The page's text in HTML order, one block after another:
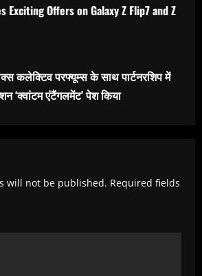
Exciting Offers on Galaxy Z Flip7 and Z
कलेक्टिव परफ्यूम्स के साथ पार्टनरशिप में
‘क्वांटम एंटैंगलमेंट’ पेश किया
will not be published. Required fields